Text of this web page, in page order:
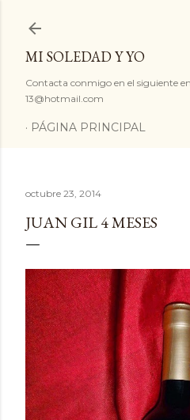
MI SOLEDAD Y YO
Contacta conmigo en el siguiente
13@hotmail.com
PÁGINA PRINCIPAL
octubre 23, 2014
JUAN GIL 4 MESES